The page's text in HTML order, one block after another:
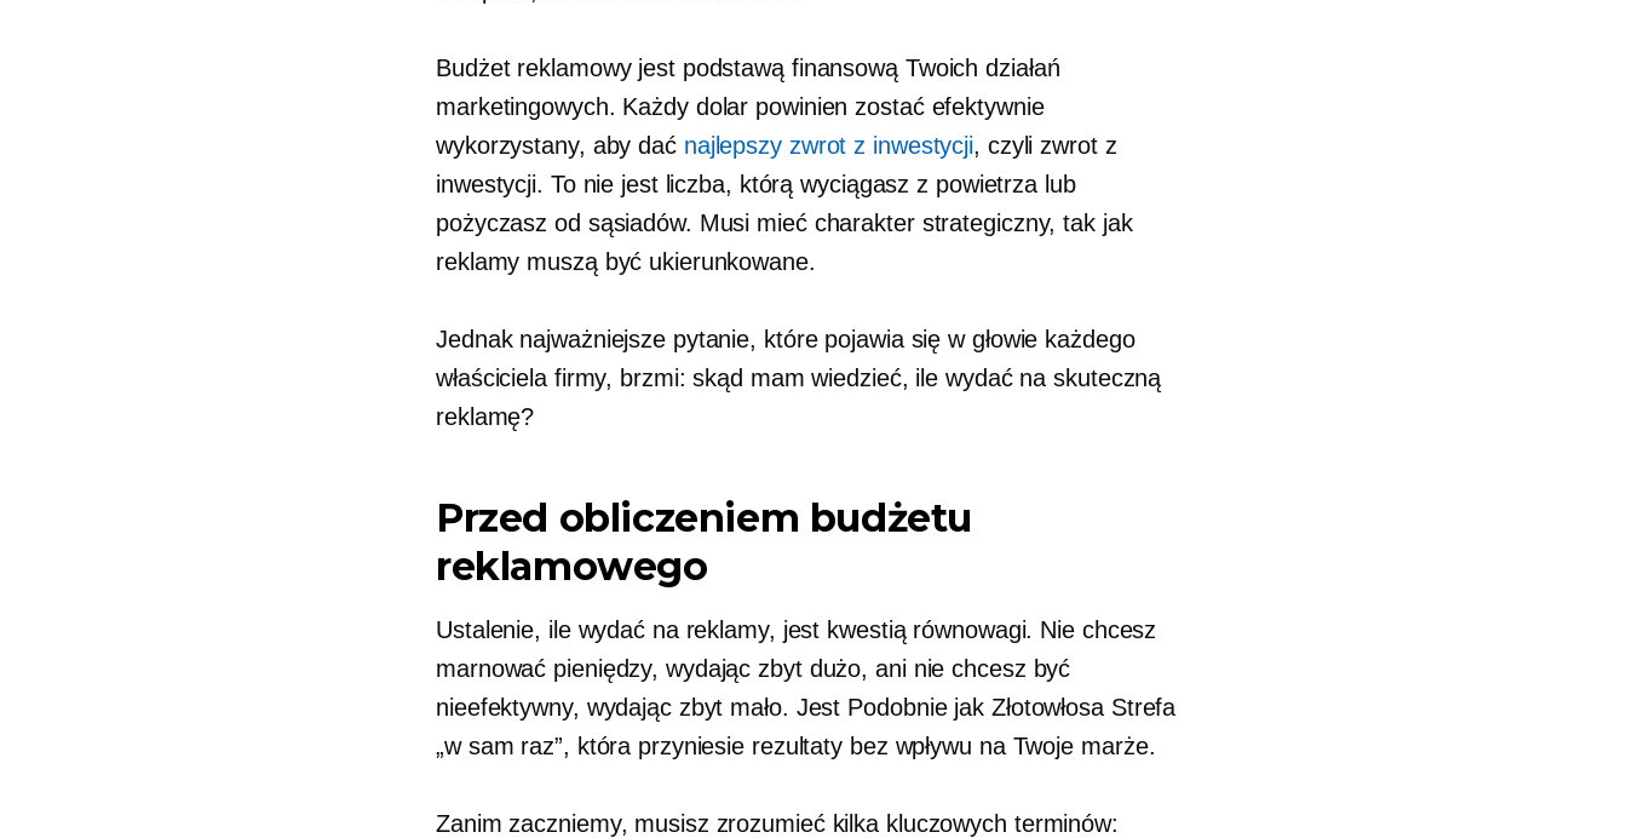
Budżet reklamowy jest podstawą finansową Twoich działań
marketingowych. Każdy dolar powinien zostać efektywnie
wykorzystany, aby dać najlepszy zwrot z inwestycji, czyli zwrot z
inwestycji. To nie jest liczba, którą wyciągasz z powietrza lub
pożyczasz od sąsiadów. Musi mieć charakter strategiczny, tak jak
reklamy muszą być ukierunkowane.
Jednak najważniejsze pytanie, które pojawia się w głowie każdego
właściciela firmy, brzmi: skąd mam wiedzieć, ile wydać na skuteczną
reklamę?
Przed obliczeniem budżetu
reklamowego
Ustalenie, ile wydać na reklamy, jest kwestią równowagi. Nie chcesz
marnować pieniędzy, wydając zbyt dużo, ani nie chcesz być
nieefektywny, wydając zbyt mało. Jest Podobnie jak ZłotowłosaStrefa
„w sam raz”, która przyniesie rezultaty bez wpływu na Twoje marże.
Zanim zaczniemy, musisz zrozumieć kilka kluczowych terminów: